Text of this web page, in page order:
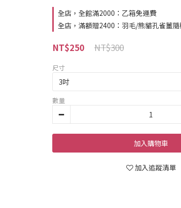
全店，全館滿2000：乙箱免運費
全店，滿額贈2400：羽毛/熊貓孔雀薑
NT$300
NT$250
尺寸
數量
加入購物車
加入追蹤清單